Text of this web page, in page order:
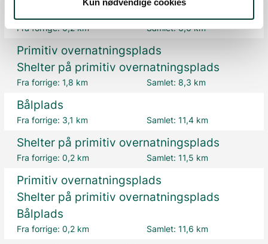
Fra forrige:0,2 km Samlet:6,6 km
Primitiv overnatningsplads
Shelter på primitiv overnatningsplads
Fra forrige:1,8 km Samlet: 8,3 km
Bålplads
Fra forrige: 3,1 km Samlet: 11,4 km
Shelter på primitiv overnatningsplads
Fra forrige:0,2 km Samlet: 11,5 km
Primitiv overnatningsplads
Shelter på primitiv overnatningsplads
Bålplads
Fra forrige:0,2 km Samlet: 11,6 km